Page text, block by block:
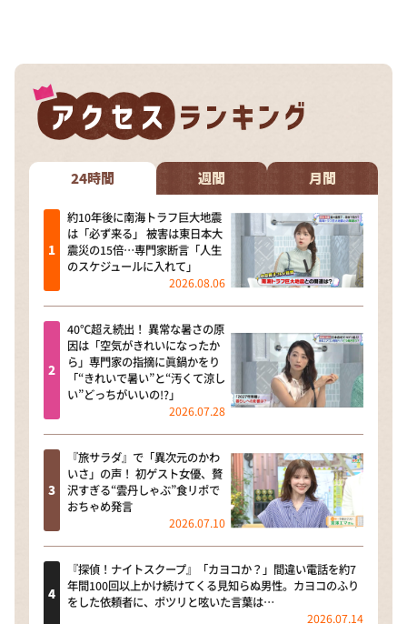
24時間 週間 月間
約10年後に南海トラフ巨大地震
は「必ず来る」 被害は東日本大
震災の15倍…専門家断言「人生
のスケジュールに入れて」
2026.08.06
40℃超え続出！ 異常な暑さの原
因は「空気がきれいになったか
ら」専門家の指摘に眞鍋かをり
「“きれいで暑い”と“汚くて涼し
い”どっちがいいの!?」
2026.07.28
『旅サラダ』で「異次元のかわ
いさ」の声！ 初ゲスト女優、贅
沢すぎる“雲丹しゃぶ”食リポで
おちゃめ発言
2026.07.10
『探偵！ナイトスクープ』「カヨコか？」間違い電話を約7
年間100回以上かけ続けてくる見知らぬ男性。カヨコのふり
をした依頼者に、ポツリと呟いた言葉は…
2026.07.14